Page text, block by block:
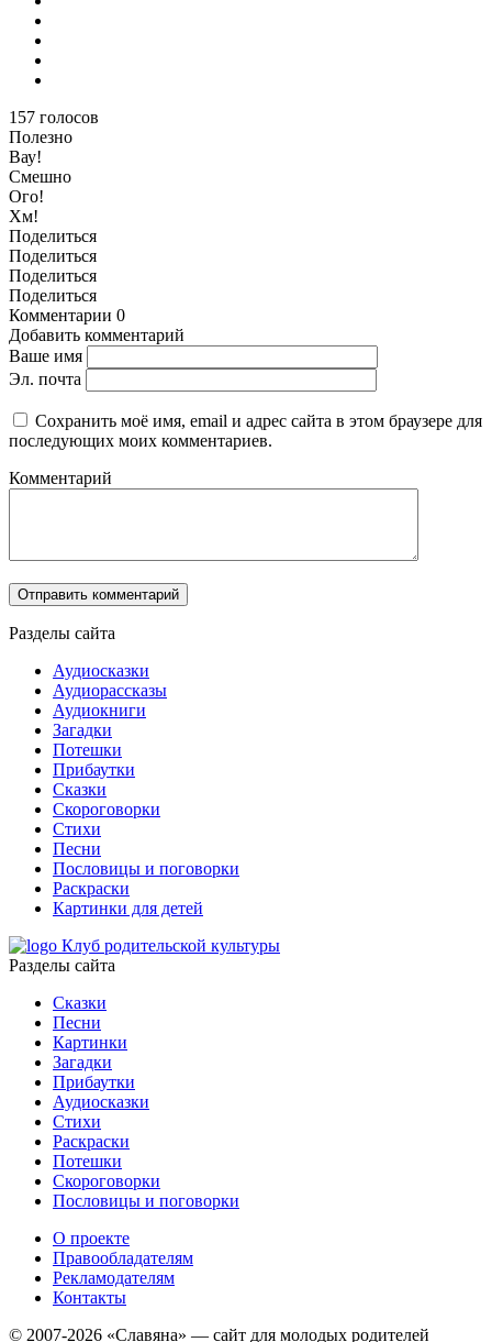
157 голосов
Полезно
Вау!
Смешно
Ого!
Хм!
Поделиться
Поделиться
Поделиться
Поделиться
Комментарии 0
Добавить комментарий
Ваше имя
Эл. почта
Сохранить моё имя, email и адрес сайта в этом браузере для
последующих моих комментариев.
Комментарий
Разделы сайта
Аудиосказки
Аудиорассказы
Аудиокниги
Загадки
Потешки
Прибаутки
Сказки
Скороговорки
Стихи
Песни
Пословицы и поговорки
Раскраски
Картинки для детей
Клуб родительской культуры
Разделы сайта
Сказки
Песни
Картинки
Загадки
Прибаутки
Аудиосказки
Стихи
Раскраски
Потешки
Скороговорки
Пословицы и поговорки
О проекте
Правообладателям
Рекламодателям
Контакты
© 2007-2026 «Славяна» — сайт для молодых родителей